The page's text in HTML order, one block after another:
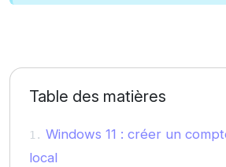
Table des matières
Windows 11 : créer un
local